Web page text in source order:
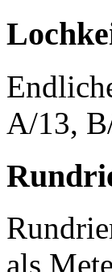
A/13,
als